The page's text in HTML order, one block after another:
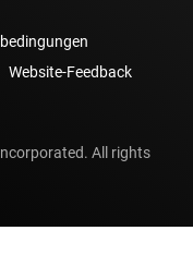
Website-Feedback
All rights